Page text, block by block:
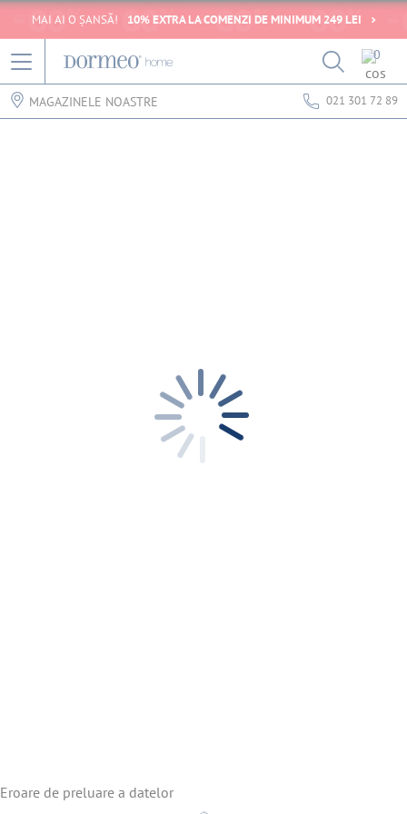
MAI AI O ȘANSĂ! 10% EXTRA LA COMENZI DE MINIMUM 249 LEI
0
MAGAZINELE NOASTRE 021 301 72 89
Eroare de preluare a datelor